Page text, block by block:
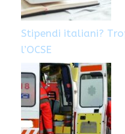
Stipendi italiani?
l’OCSE